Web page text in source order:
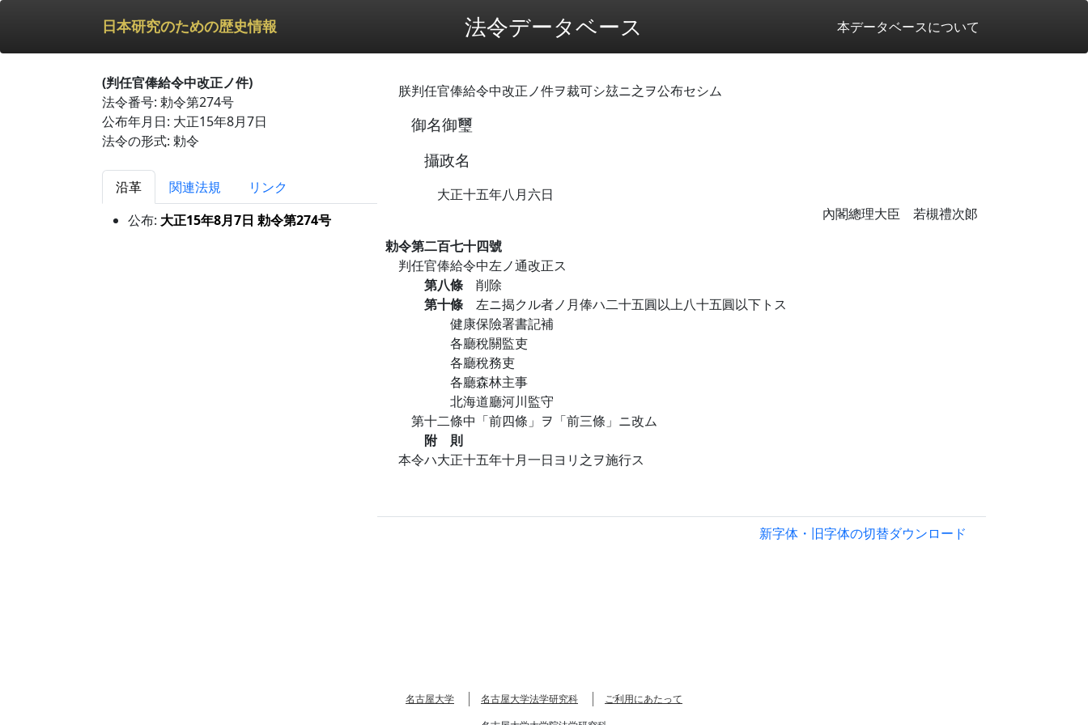
日本研究のための歴史情報 法令データベース 本データベースについて
(判任官俸給令中改正ノ件)
法令番号: 勅令第274号
公布年月日: 大正15年8月7日
法令の形式: 勅令
沿革 関連法規
リンク
公布: 大正15年8月7日 勅令第274号
朕判任官俸給令中改正ノ件ヲ裁可シ玆ニ之ヲ公布セシム
御名御璽
攝政名
大正十五年八月六日
內閣總理大臣 若槻禮次郞
勅令第二百七十四號
判任官俸給令中左ノ通改正ス
第八條 削除
第十條 左ニ揭クル者ノ月俸ハ二十五圓以上八十五圓以下トス
健康保險署書記補
各廳稅關監吏
各廳稅務吏
各廳森林主事
北海道廳河川監守
第十二條中「前四條」ヲ「前三條」ニ改ム
附 則
本令ハ大正十五年十月一日ヨリ之ヲ施行ス
新字体・旧字体の切替ダウンロード
名古屋大学 名古屋大学法学研究科
ご利用にあたって